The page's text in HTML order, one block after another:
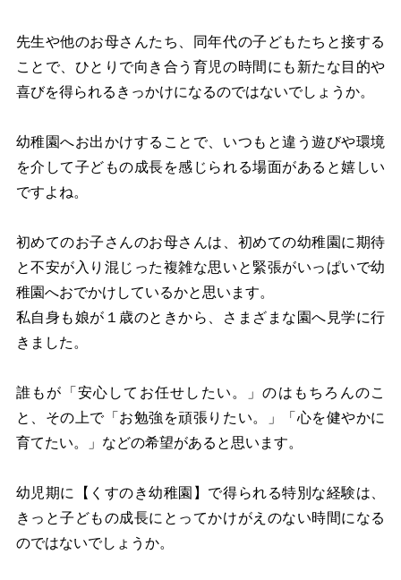
先生や他のお母さんたち、同年代の子どもたちと接する
ことで、ひとりで向き合う育児の時間にも新たな目的や
喜びを得られるきっかけになるのではないでしょうか。
幼稚園へお出かけすることで、いつもと違う遊びや環境
を介して子どもの成長を感じられる場面があると嬉しい
ですよね。
初めてのお子さんのお母さんは、初めての幼稚園に期待
と不安が入り混じった複雑な思いと緊張がいっぱいで幼
稚園へおでかけしているかと思います。
私自身も娘が１歳のときから、さまざまな園へ見学に行
きました。
誰もが「安心してお任せしたい。」のはもちろんのこ
と、その上で「お勉強を頑張りたい。」「心を健やかに
育てたい。」などの希望があると思います。
幼児期に【くすのき幼稚園】で得られる特別な経験は、
きっと子どもの成長にとってかけがえのない時間になる
のではないでしょうか。